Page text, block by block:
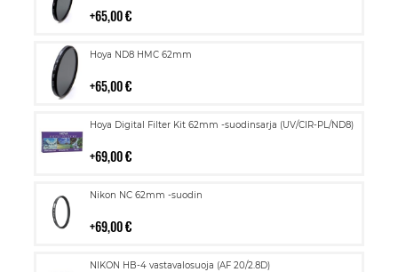
65,00 €
Hoya ND8 HMC 62mm
65,00 €
Lisää
Hoya Digital Filter Kit 62mm -suodinsarja (UV/CIR-PL/ND8)
69,00 €
Lisää
Nikon NC 62mm -suodin
69,00 €
Lisää
NIKON HB-4 vastavalosuoja (AF 20/2.8D)
Lisää